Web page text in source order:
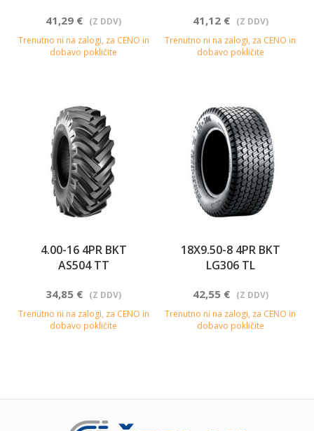
41,29 € (Z DDV)
Trenutno ni na zalogi, za CENO in
dobavo pokličite
41,12 €
(Z DDV)
Trenutno ni na zalogi, za CENO in
dobavo pokličite
4.00-16 4PR BKT
AS504 TT
34,85 € (Z DDV)
Trenutno ni na zalogi, za CENO in
dobavo pokličite
18X9.50-8 4PR BKT
LG306 TL
42,55 €
(Z DDV)
Trenutno ni na zalogi, za CENO in
dobavo pokličite